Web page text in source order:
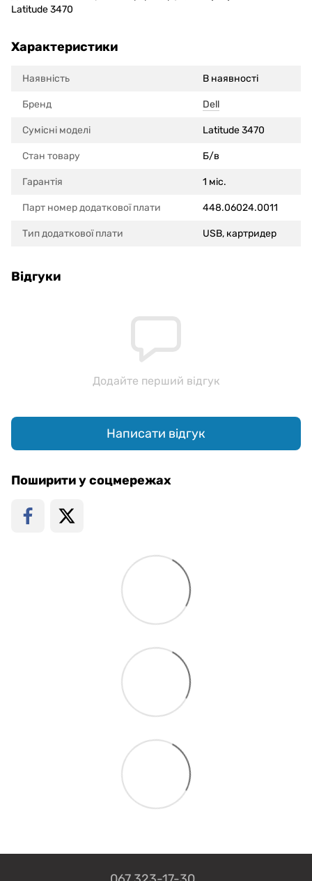
Latitude 3470
Характеристики
Наявність В наявності
Бренд Dell
Сумісні моделi Latitude 3470
Стан товару Б/в
Гарантія 1 міс.
Парт номер додаткової плати 448.06024.0011
Тип додаткової плати USB, картридер
Відгуки
Додайте перший відгук
Написати відгук
Поширити у соцмережах